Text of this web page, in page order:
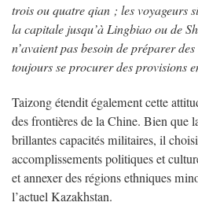
trois ou quatre qian ; les voyageurs
la capitale jusqu’à Lingbiao ou de
n’avaient pas besoin de préparer
toujours se procurer des provisions
Taizong étendit également cette
des frontières de la Chine. Bien que
brillantes capacités militaires, il
accomplissements politiques et
et annexer des régions ethniques
l’actuel Kazakhstan.